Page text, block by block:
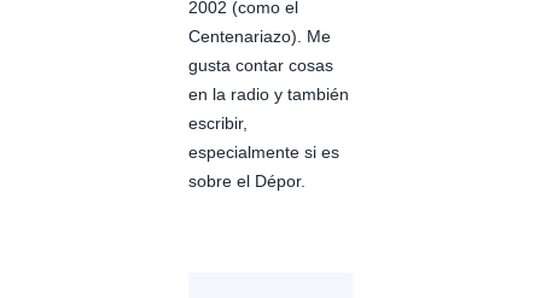
2002 (como el
Centenariazo). Me
gusta contar cosas
en la radio y también
escribir,
especialmente si es
sobre el Dépor.